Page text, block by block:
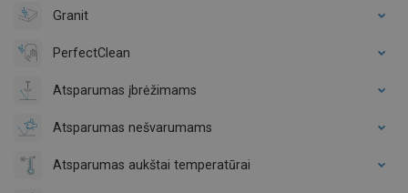
Granit
PerfectClean
Atsparumas įbrėžimams
Atsparumas nešvarumams
Atsparumas aukštai temperatūrai